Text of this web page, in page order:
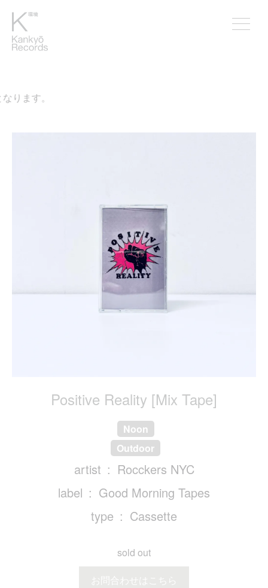
ります。
Positive Reality [Mix Tape]
Noon
Outdoor
artist
Rocckers NYC
label
Good Morning Tapes
type
Cassette
sold out
お問合わせはこちら